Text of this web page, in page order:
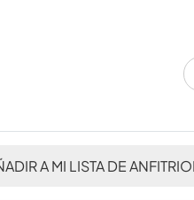
A MI LISTA DE